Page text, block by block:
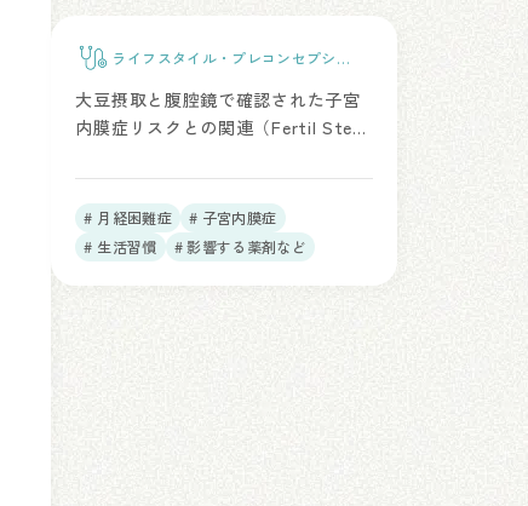
ライフスタイル・プレコンセプショ
大豆摂取と腹腔鏡で確認された子宮
内膜症リスクとの関連（Fertil Steril.
# 月経困難症
# 子宮内膜症
# 生活習慣
# 影響する薬剤など